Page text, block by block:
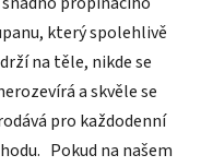
který spolehlivě
drží na těle, nikde se
a skvěle se
pro každodenní
Pokud na našem